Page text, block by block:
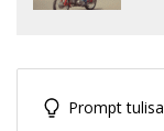
Prompt